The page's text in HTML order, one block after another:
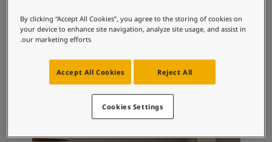
أحجز خدمات الدهان
البحث عن موزع جوتن
مساحات تنبض بالحياة - أحدث مجموعة ألوان جوتن
مجموعات الألوان الموصى بها
كلاسيك وايت ببلستون
By clicking “Accept All Cookies”, you agree to the storing of cookies on
your device to enhance site navigation, analyze site usage, and assist in
our marketing efforts.
Reject All
Accept All Cookies
Cookies Settings